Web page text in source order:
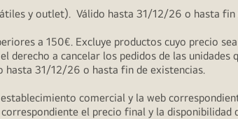
y outlet). Válido hasta 31/12/26 o hasta fin
a 150€. Excluye productos cuyo precio
derecho a cancelar los pedidos de las
hasta 31/12/26 o hasta fin de existencias.
comercial y la web
el precio final y la disponibilidad